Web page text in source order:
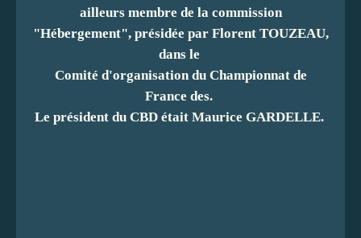
ailleurs membre de la commission
"Hébergement", présidée par Florent TOUZEAU,
dans le
Comité d'organisation du Championnat de
France des.
Le président du CBD était Maurice GARDELLE.